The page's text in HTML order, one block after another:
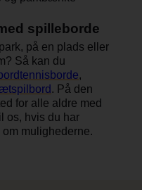
spilleborde
på en plads eller
Så kan du
bordtennisborde,
. På den
for alle aldre med
os, hvis du har
mulighederne.